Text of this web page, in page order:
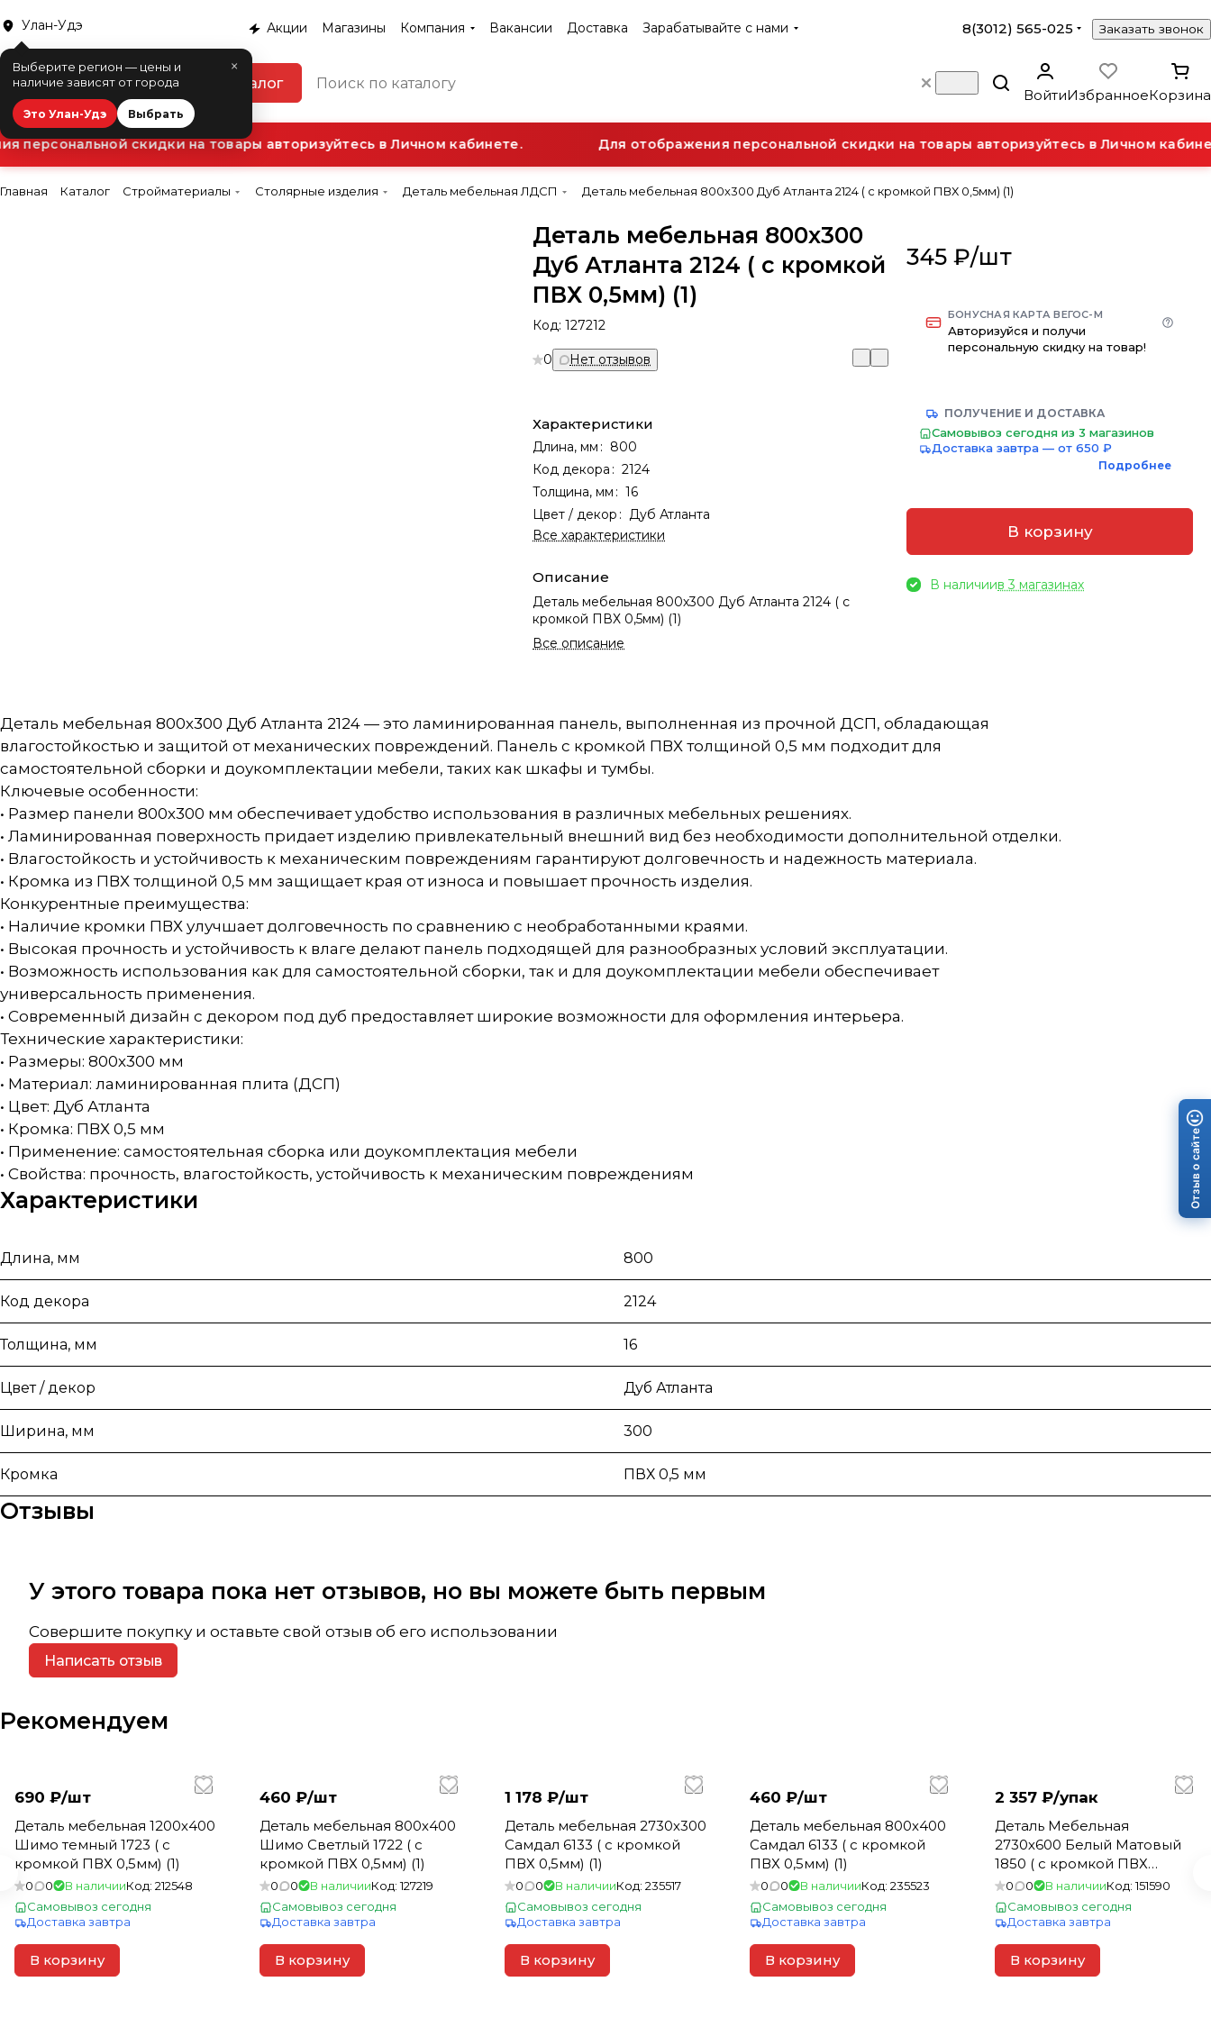
Улан-Удэ
×
Выберите регион — цены и
наличие зависят от города
Это Улан-Удэ Выбрать
Акции Магазины Компания Вакансии Доставка Зарабатывайте с нами 8(3012) 565-025 Заказать звонок
Каталог
ВойтиИзбранноеКорзина
персональной скидки на товары авторизуйтесь в Личном кабинете. Для отображения персональной скидки на товары авторизуйтесь в Личном
Главная Каталог Стройматериалы Столярные изделия Деталь мебельная ЛДСП Деталь мебельная 800х300 Дуб Атланта 2124 ( с кромкой ПВХ 0,5мм) (1)
Деталь мебельная 800х300
Дуб Атланта 2124 ( с кромкой
ПВХ 0,5мм) (1)
Код:127212
0 Нет отзывов
Характеристики
Длина, мм : 800
Код декора : 2124
Толщина, мм : 16
Цвет / декор : Дуб Атланта
Все характеристики
Описание
Деталь мебельная 800х300 Дуб Атланта 2124 ( с
кромкой ПВХ 0,5мм) (1)
Все описание
345 ₽/шт
БОНУСНАЯ КАРТА ВЕГОС-М
Авторизуйся и получи
персональную скидку на товар!
ПОЛУЧЕНИЕ И ДОСТАВКА
Самовывоз сегодня из 3 магазинов
Доставка завтра — от 650 ₽
Подробнее
В корзину
В наличиив 3 магазинах
Деталь мебельная 800х300 Дуб Атланта 2124 — это ламинированная панель, выполненная из прочной ДСП, обладающая
влагостойкостью и защитой от механических повреждений. Панель с кромкой ПВХ толщиной 0,5 мм подходит для
самостоятельной сборки и доукомплектации мебели, таких как шкафы и тумбы.
Ключевые особенности:
• Размер панели 800х300 мм обеспечивает удобство использования в различных мебельных решениях.
• Ламинированная поверхность придает изделию привлекательный внешний вид без необходимости дополнительной отделки.
• Влагостойкость и устойчивость к механическим повреждениям гарантируют долговечность и надежность материала.
• Кромка из ПВХ толщиной 0,5 мм защищает края от износа и повышает прочность изделия.
Конкурентные преимущества:
• Наличие кромки ПВХ улучшает долговечность по сравнению с необработанными краями.
• Высокая прочность и устойчивость к влаге делают панель подходящей для разнообразных условий эксплуатации.
• Возможность использования как для самостоятельной сборки, так и для доукомплектации мебели обеспечивает
универсальность применения.
• Современный дизайн с декором под дуб предоставляет широкие возможности для оформления интерьера.
Технические характеристики:
• Размеры: 800х300 мм
• Материал: ламинированная плита (ДСП)
• Цвет: Дуб Атланта
• Кромка: ПВХ 0,5 мм
• Применение: самостоятельная сборка или доукомплектация мебели
• Свойства: прочность, влагостойкость, устойчивость к механическим повреждениям
Характеристики
Длина, мм 800
Код декора 2124
Толщина, мм 16
Цвет / декор Дуб Атланта
Ширина, мм 300
Кромка ПВХ 0,5 мм
Отзывы
У этого товара пока нет отзывов, но вы можете быть первым
Совершите покупку и оставьте свой отзыв об его использовании
Написать отзыв
Рекомендуем
690 ₽/шт
Деталь мебельная 1200х400
Шимо темный 1723 ( с
кромкой ПВХ 0,5мм) (1)
0 0 В наличииКод: 212548
Самовывоз сегодня
Доставка завтра
В корзину
460 ₽/шт
Деталь мебельная 800х400
Шимо Светлый 1722 ( с
кромкой ПВХ 0,5мм) (1)
0 0 В наличииКод:127219
Самовывоз сегодня
Доставка завтра
В корзину
1 178 ₽/шт
Деталь мебельная 2730х300
Самдал 6133 ( с кромкой
ПВХ 0,5мм) (1)
0 0 В наличииКод: 235517
Самовывоз сегодня
Доставка завтра
В корзину
460 ₽/шт
Деталь мебельная 800х400
Самдал 6133 ( с кромкой
ПВХ 0,5мм) (1)
0 0 В наличииКод: 235523
Самовывоз сегодня
Доставка завтра
В корзину
2 357 ₽/упак
Деталь Мебельная
2730х600 Белый Матовый
1850 ( с кромкой ПВХ
0,5мм) (1)
0 0 В наличииКод:151590
Самовывоз сегодня
Доставка завтра
В корзину
Отзыв о сайте